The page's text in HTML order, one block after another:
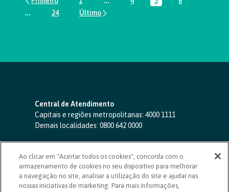
Página Páginas intermediárias Usar ABA
PáginaPáginaPágina
...Páginas intermediárias Usar ABA para navegar.
Página
24
Central de Atendimento
Capitais e regiões metropolitanas: 4000 1111
Demais localidades: 0800 642 0000
SAC 24 horas-0800 724 4420
Ouvidoria
0800 725 0996
(de segunda a sexta, das 8h às 20h)
ouvidoriasicoob.com.br
Ao clicar em "Aceitar todos os cookies", concorda com o
armazenamento de cookies no seu dispositivo para melhorar
a navegação no site, analisar a utilização do site e ajudar nas
nossas iniciativas de marketing. Para mais informações,